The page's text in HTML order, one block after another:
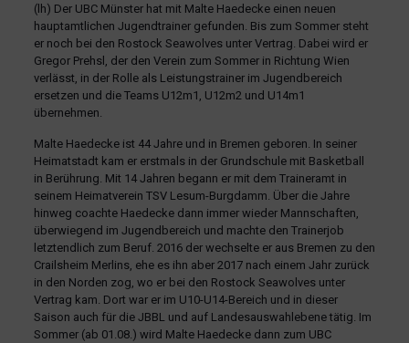
(lh) Der UBC Münster hat mit Malte Haedecke einen neuen
hauptamtlichen Jugendtrainer gefunden. Bis zum Sommer steht
er noch bei den Rostock Seawolves unter Vertrag. Dabei wird er
Gregor Prehsl, der den Verein zum Sommer in Richtung Wien
verlässt, in der Rolle als Leistungstrainer im Jugendbereich
ersetzen und die Teams U12m1, U12m2 und U14m1
übernehmen.
Malte Haedecke ist 44 Jahre und in Bremen geboren. In seiner
Heimatstadt kam er erstmals in der Grundschule mit Basketball
in Berührung. Mit 14 Jahren begann er mit dem Traineramt in
seinem Heimatverein TSV Lesum-Burgdamm. Über die Jahre
hinweg coachte Haedecke dann immer wieder Mannschaften,
überwiegend im Jugendbereich und machte den Trainerjob
letztendlich zum Beruf. 2016 der wechselte er aus Bremen zu den
Crailsheim Merlins, ehe es ihn aber 2017 nach einem Jahr zurück
in den Norden zog, wo er bei den Rostock Seawolves unter
Vertrag kam. Dort war er im U10-U14-Bereich und in dieser
Saison auch für die JBBL und auf Landesauswahlebene tätig. Im
Sommer (ab 01.08.) wird Malte Haedecke dann zum UBC